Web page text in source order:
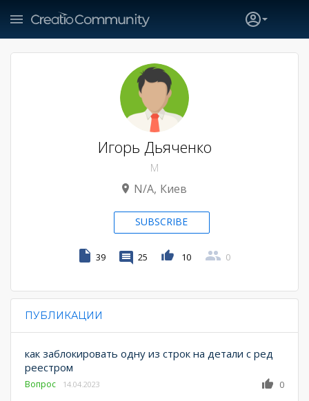
PRIMARY TABS
ПУБЛИКАЦИИ
как заблокировать одну из строк на детали с ред
реестром
Вопрос 0
14.04.2023
Игорь Дьяченко
M
N/A Киев
SUBSCRIBE
39 25 10 0